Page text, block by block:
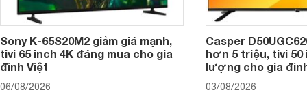
Sony K-65S20M2 giảm giá mạnh,
tivi 65 inch 4K đáng mua cho gia
đình Việt
06/08/2026
Casper
hơn 5 triệu, tivi 50
lượng cho gia
03/08/2026